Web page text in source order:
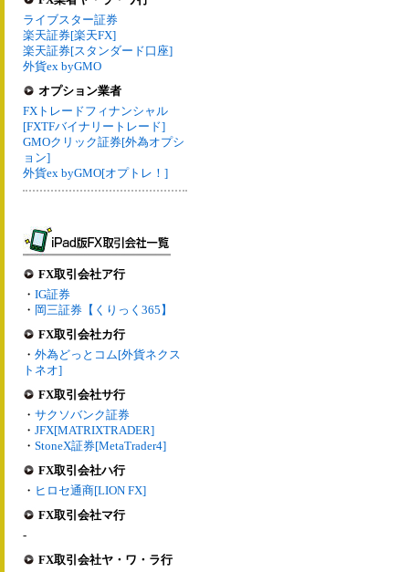
ライブスター証券
楽天証券[楽天FX]
楽天証券[スタンダード口座]
外貨ex byGMO
オプション業者
FXトレードフィナンシャル
[FXTFバイナリートレード]
GMOクリック証券[外為オプシ
ョン]
外貨ex byGMO[オプトレ！]
FX取引会社ア行
・ IG証券
・ 岡三証券【くりっく365】
FX取引会社カ行
・ 外為どっとコム[外貨ネクス
トネオ]
FX取引会社サ行
・ サクソバンク証券
・ JFX[MATRIXTRADER]
・ StoneX証券[MetaTrader4]
FX取引会社ハ行
・ ヒロセ通商[LION FX]
FX取引会社マ行
-
FX取引会社ヤ・ワ・ラ行